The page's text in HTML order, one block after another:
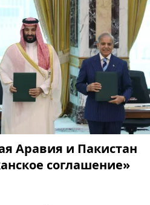
Аравия и Пакистан
соглашение»